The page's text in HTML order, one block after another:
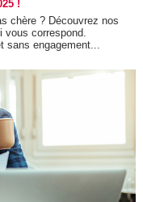
!
chère ? Découvrez nos
correspond.
engagement...